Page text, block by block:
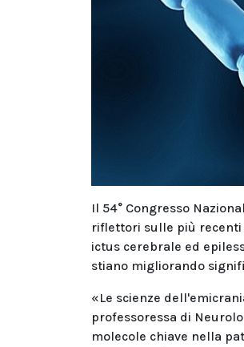
Il 54° Congresso
riflettori sulle più
ictus cerebrale ed
stiano migliorando
«Le scienze
professoressa di
molecole chiave nella